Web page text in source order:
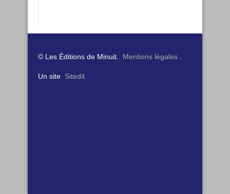
© Les Éditions de Minuit. Mentions légales
Un site Sitedit